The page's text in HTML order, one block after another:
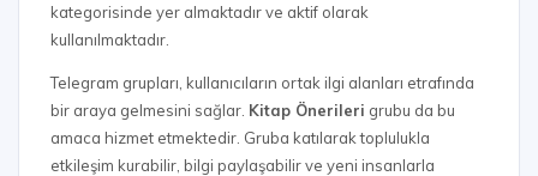
kategorisinde yer almaktadır ve aktif olarak
kullanılmaktadır.
Telegram grupları, kullanıcıların ortak ilgi alanları etrafında
bir araya gelmesini sağlar. Kitap Önerileri grubu da bu
amaca hizmet etmektedir. Gruba katılarak toplulukla
etkileşim kurabilir, bilgi paylaşabilir ve yeni insanlarla